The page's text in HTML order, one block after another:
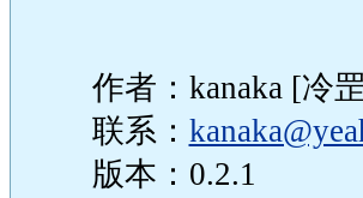
作者：kanaka [冷
联系：
版本：0.2.1